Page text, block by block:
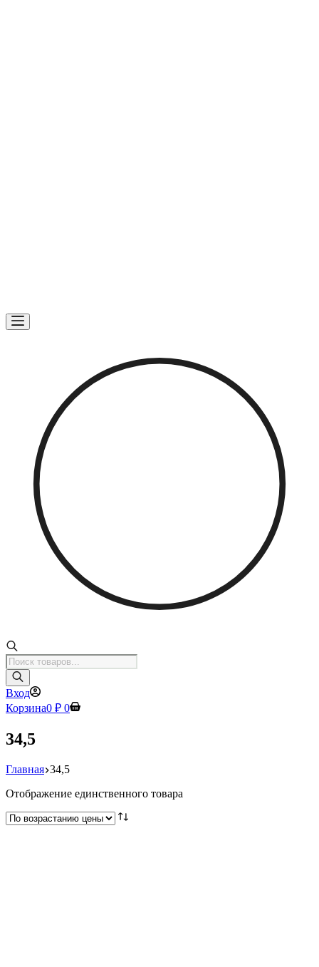
Поиск
товаров
Вход
Корзина0 ₽ 0
34,5
Главная 34,5
Отображение единственного товара